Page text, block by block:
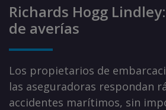
Richards Hogg
de averías
Los propietarios de
las aseguradoras respondan
accidentes marítimos, sin